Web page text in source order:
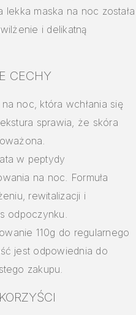
maska na noc została
i delikatną
CECHY
noc, która wchłania się
sprawia, że skóra
w peptydy
na noc. Formuła
rewitalizacji i
odpoczynku.
110g do regularnego
jest odpowiednia do
zakupu.